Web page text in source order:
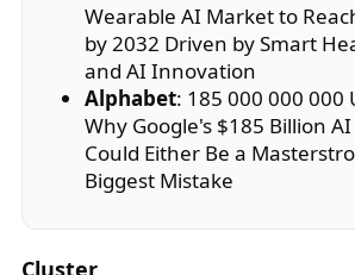
Wearable AI Market to
by 2032 Driven by Smart
and AI Innovation
Alphabet: 185 000 000 000
Why Google's $185 Billion
Could Either Be a
Biggest Mistake
Cluster